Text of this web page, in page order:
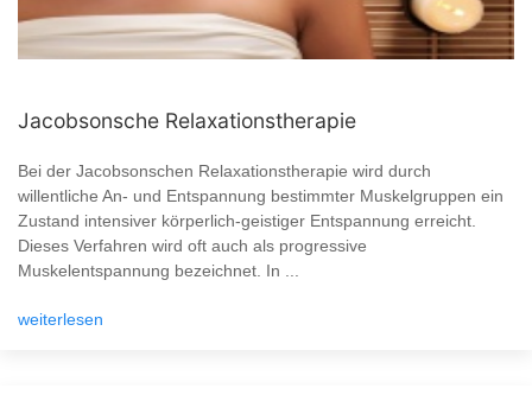
Jacobsonsche Relaxationstherapie
Bei der Jacobsonschen Relaxationstherapie wird durch
willentliche An- und Entspannung bestimmter Muskelgruppen ein
Zustand intensiver körperlich-geistiger Entspannung erreicht.
Dieses Verfahren wird oft auch als progressive
Muskelentspannung bezeichnet. In ...
weiterlesen